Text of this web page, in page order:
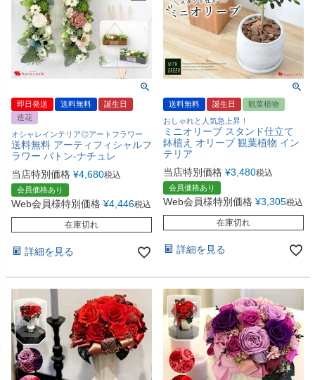
即日発送 送料無料
誕生日
造花
オシャレインテリア◎アートフラワー
送料無料 アーティフィシャルフ
ラワー バトン-ナチュレ
当店特別価格 ¥4,680税込
会員価格あり
Web会員様特別価格 ¥4,446税込
在庫切れ
詳細を見る
送料無料 誕生日
観葉植物
おしゃれと人気急上昇！
ミニオリーブ スタンド仕立て
鉢植え オリーブ 観葉植物 イン
テリア
当店特別価格 ¥3,480税込
会員価格あり
Web会員様特別価格 ¥3,305税込
在庫切れ
詳細を見る